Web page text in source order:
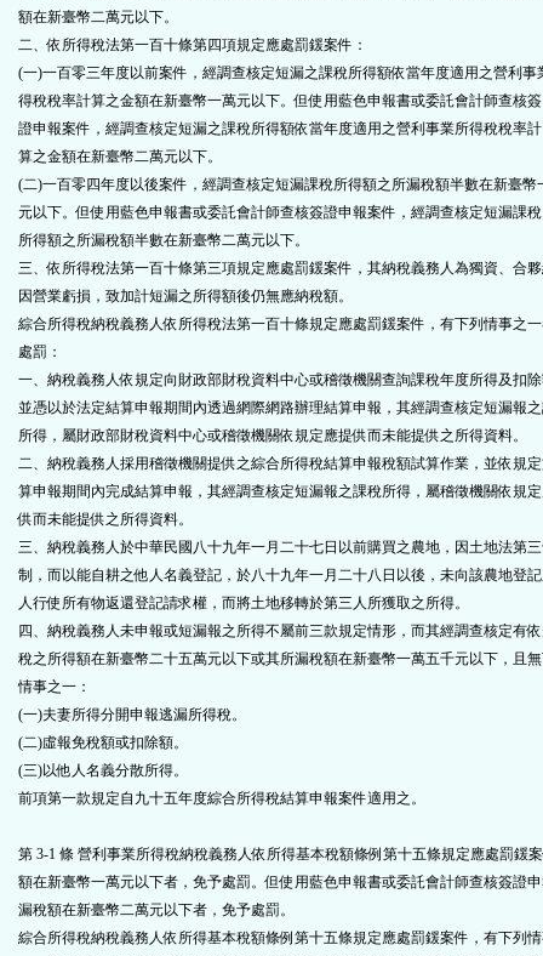
額在新臺幣二萬元以下。
二、依所得稅法第一百十條第四項規定應處罰鍰案件：
(一)一百零三年度以前案件，經調查核定短漏之課稅所得額依當年度適用之營利事
得稅稅率計算之金額在新臺幣一萬元以下。但使用藍色申報書或委託會計師查核簽
證申報案件，經調查核定短漏之課稅所得額依當年度適用之營利事業所得稅稅率計
算之金額在新臺幣二萬元以下。
(二)一百零四年度以後案件，經調查核定短漏課稅所得額之所漏稅額半數在新臺幣
元以下。但使用藍色申報書或委託會計師查核簽證申報案件，經調查核定短漏課稅
所得額之所漏稅額半數在新臺幣二萬元以下。
三、依所得稅法第一百十條第三項規定應處罰鍰案件，其納稅義務人為獨資、合
因營業虧損，致加計短漏之所得額後仍無應納稅額。
綜合所得稅納稅義務人依所得稅法第一百十條規定應處罰鍰案件，有下列情事之
處罰：
一、納稅義務人依規定向財政部財稅資料中心或稽徵機關查詢課稅年度所得及扣
並憑以於法定結算申報期間內透過網際網路辦理結算申報，其經調查核定短漏報
所得，屬財政部財稅資料中心或稽徵機關依規定應提供而未能提供之所得資料。
二、納稅義務人採用稽徵機關提供之綜合所得稅結算申報稅額試算作業，並依規
算申報期間內完成結算申報，其經調查核定短漏報之課稅所得，屬稽徵機關依規
供而未能提供之所得資料。
三、納稅義務人於中華民國八十九年一月二十七日以前購買之農地，因土地法第
制，而以能自耕之他人名義登記，於八十九年一月二十八日以後，未向該農地登
人行使所有物返還登記請求權，而將土地移轉於第三人所獲取之所得。
四、納稅義務人未申報或短漏報之所得不屬前三款規定情形，而其經調查核定有
稅之所得額在新臺幣二十五萬元以下或其所漏稅額在新臺幣一萬五千元以下，且
情事之一：
(一)夫妻所得分開申報逃漏所得稅。
(二)虛報免稅額或扣除額。
(三)以他人名義分散所得。
前項第一款規定自九十五年度綜合所得稅結算申報案件適用之。
第 3-1 條 營利事業所得稅納稅義務人依所得基本稅額條例第十五條規定應處罰鍰
額在新臺幣一萬元以下者，免予處罰。但使用藍色申報書或委託會計師查核簽證
漏稅額在新臺幣二萬元以下者，免予處罰。
綜合所得稅納稅義務人依所得基本稅額條例第十五條規定應處罰鍰案件，有下列